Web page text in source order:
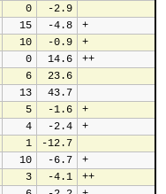
   0
-2.9
  15
-4.8
+
  10
-0.9
+
   0
14.6
++
   6
23.6
  13
43.7
   5
-1.6
+
   4
-2.4
+
   1
-12.7
  10
-6.7
+
   3
-4.1
++